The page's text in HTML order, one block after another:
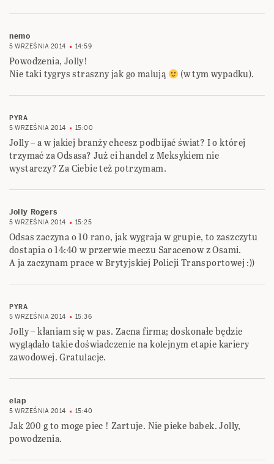
nemo
5 WRZEŚNIA 2014 14:59
Powodzenia, Jolly!
Nie taki tygrys straszny jak go malują
(w tym wypadku).
PYRA
5 WRZEŚNIA 2014
15:00
Jolly – a w jakiej branży chcesz podbijać świat? I o której
trzymać za Odsasa? Już ci handel z Meksykiem nie
wystarczy? Za Ciebie też potrzymam.
Jolly Rogers
5 WRZEŚNIA 2014 15:25
Odsas zaczyna o 10 rano, jak wygraja w grupie, to zaszczytu
dostapia o 14:40 w przerwie meczu Saracenow z Osami.
A ja zaczynam prace w Brytyjskiej Policji Transportowej :))
PYRA
5 WRZEŚNIA 2014
15:36
Jolly – kłaniam się w pas. Zacna firma; doskonałe będzie
wyglądało takie doświadczenie na kolejnym etapie kariery
zawodowej. Gratulacje.
elap
5 WRZEŚNIA 2014 15:40
Jak 200 g to moge piec ! Zartuje. Nie pieke babek. Jolly,
powodzenia.